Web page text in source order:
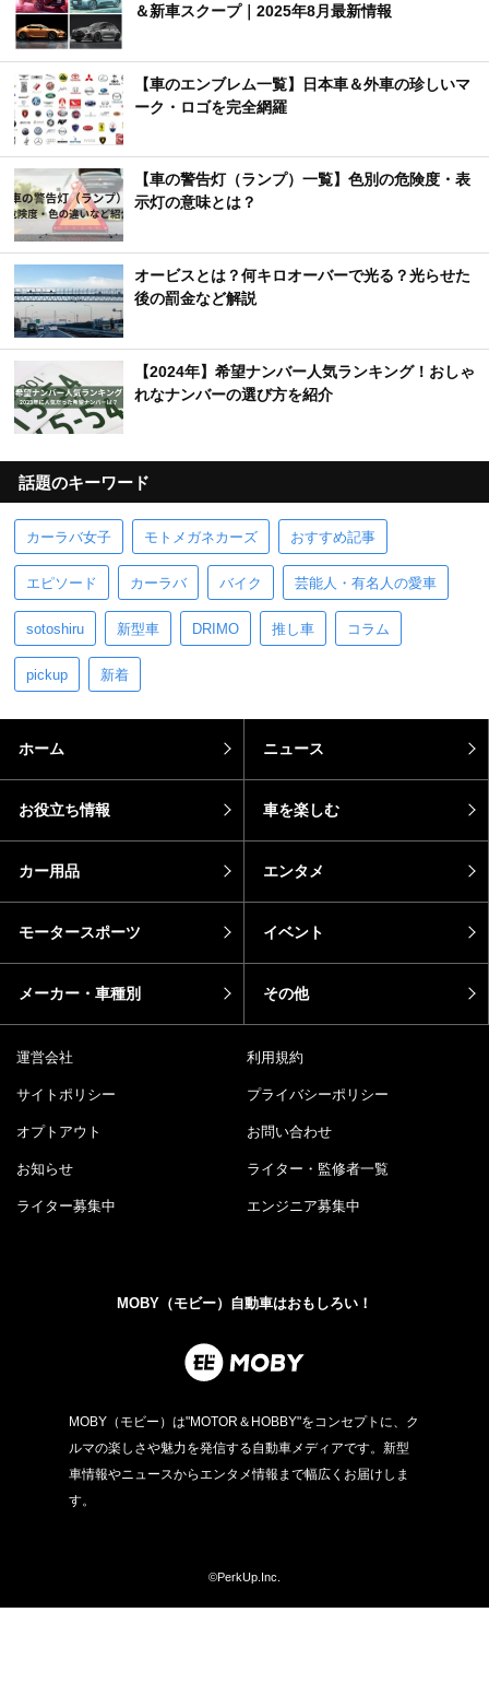
＆新車スクープ｜2025年8月最新情報
【車のエンブレム一覧】日本車＆外車の珍しいマ
ーク・ロゴを完全網羅
【車の警告灯（ランプ）一覧】色別の危険度・表
示灯の意味とは？
オービスとは？何キロオーバーで光る？光らせた
後の罰金など解説
【2024年】希望ナンバー人気ランキング！おしゃ
れなナンバーの選び方を紹介
話題のキーワード
カーラバ女子 モトメガネカーズ おすすめ記事
エピソード カーラバ バイク 芸能人・有名人の愛車
sotoshiru 新型車 DRIMO 推し車 コラム
pickup 新着
ホーム ニュース
お役立ち情報 車を楽しむ
カー用品 エンタメ
モータースポーツ イベント
メーカー・車種別 その他
運営会社 利用規約
サイトポリシー プライバシーポリシー
オプトアウト お問い合わせ
お知らせ ライター・監修者一覧
ライター募集中 エンジニア募集中
MOBY（モビー）自動車はおもしろい！
MOBY（モビー）は"MOTOR＆HOBBY"をコンセプトに、ク
ルマの楽しさや魅力を発信する自動車メディアです。新型
車情報やニュースからエンタメ情報まで幅広くお届けしま
す。
©PerkUp.Inc.